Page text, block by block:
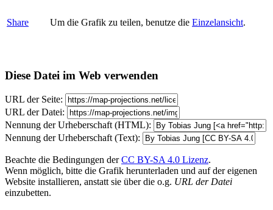
Share Um die Grafik zu teilen, benutze die Einzelansicht.
Diese Datei im Web verwenden
URL der Seite:
URL der Datei:
Nennung der Urheberschaft (HTML):
Nennung der Urheberschaft (Text):
Beachte die Bedingungen derCC BY-SA 4.0 Lizenz.
Wenn möglich, bitte die Grafik herunterladen und auf der eigenen
Website installieren, anstatt sie über die o.g. URL der Datei
einzubetten.